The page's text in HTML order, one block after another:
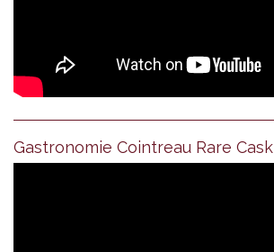
Gastronomie Cointreau Rare Cask